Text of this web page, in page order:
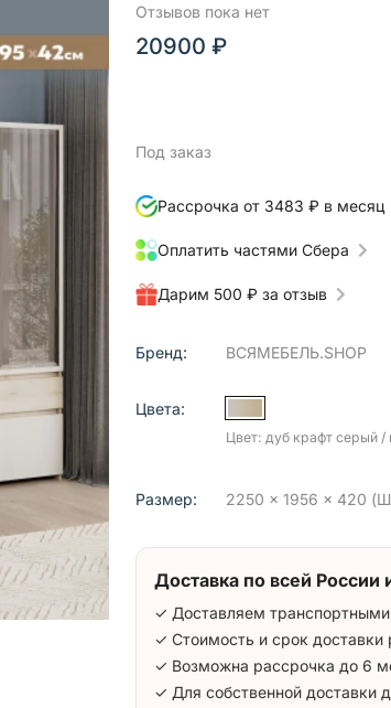
Отзывов пока нет
20900 ₽
Под заказ
Рассрочка от 3483 ₽ в месяц
Оплатить частями Сбера
Дарим 500 ₽ за отзыв
Бренд: ВСЯМЕБЕЛЬ.SHOP
Цвета:
Цвет: дуб крафт серый
Размер: 2250 x 1956 x 420
Доставка по всей России
✓ Доставляем
✓ Стоимость и срок доставки
✓ Возможна рассрочка до 6
✓ Для собственной доставки